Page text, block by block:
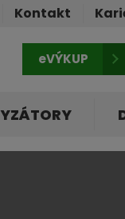
Kontakt
eVÝKUP